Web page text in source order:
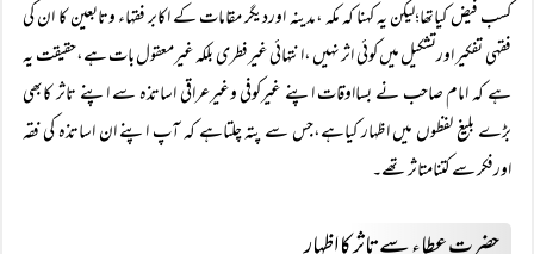
کسب فیض کیاتھا؛لیکن یہ کہنا کہ مکہ ،مدینہ اوردیگر مقامات کے اکابر فقہاء وتابعین کا ان کی
فقہی تفکیر اورتشکیل میں کوئی اثر نہیں ،انتہائی غیرفطری بلکہ غیرمعقول بات ہے،حقیقت یہ
ہے کہ امام صاحب نے بسااوقات اپنے غیرکوفی وغیرعراقی اساتذہ سے اپنے تاثر کابھی
بڑے بلیغ لفظوں میں اظہار کیاہے،جس سے پتہ چلتاہے کہ آپ اپنے ان اساتذہ کی فقہ
اورفکر سے کتنامتاثر تھے۔